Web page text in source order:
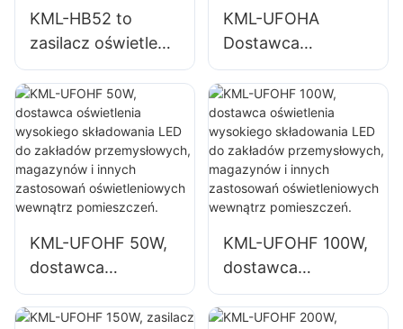
gimnastyczne i
magazyny.
naprawcze i
magazyny.
KML-HB52 to
zasilacz oświetlenia
LED o mocy 100 W
przeznaczony do
pomieszczeń
zamkniętych,
takich jak hale
przemysłowe i
magazyny.
KML-UFOHA
Dostawca
oświetlenia
wysokiego
składowania LED
100W do
pomieszczeń
zamkniętych,
takich jak hale
przemysłowe i
magazyny.
KML-UFOHF 50W,
dostawca
oświetlenia
wysokiego
KML-UFOHF 100W,
dostawca
oświetlenia
wysokiego